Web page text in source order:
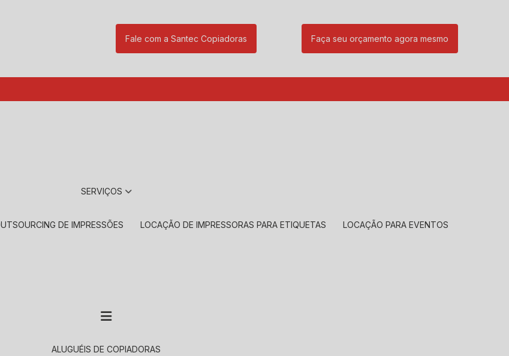
Fale com a Santec Copiadoras Faça seu orçamento agora mesmo
SERVIÇOS
OUTSOURCING DE IMPRESSÕES LOCAÇÃO DE IMPRESSORAS PARA ETIQUETAS LOCAÇÃO PARA EVENTOS
ALUGUÉIS DE COPIADORAS